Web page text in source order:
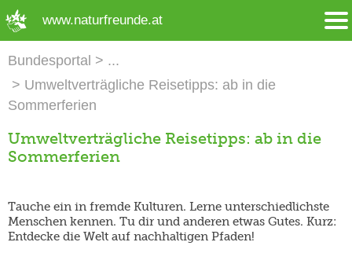
www.naturfreunde.at
Bundesportal
Umweltverträgliche Reisetipps: ab in die
Sommerferien
Umweltverträgliche Reisetipps: ab in die
Sommerferien
Tauche ein in fremde Kulturen. Lerne unterschiedlichste
Menschen kennen. Tu dir und anderen etwas Gutes. Kurz:
Entdecke die Welt auf nachhaltigen Pfaden!